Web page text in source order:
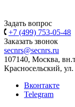
Задать вопрос
+7 (499) 753-05-48
Заказать звонок
secnrs@secnrs.ru
107140, Москва,
Красносельский,
Вконтакте
Telegram